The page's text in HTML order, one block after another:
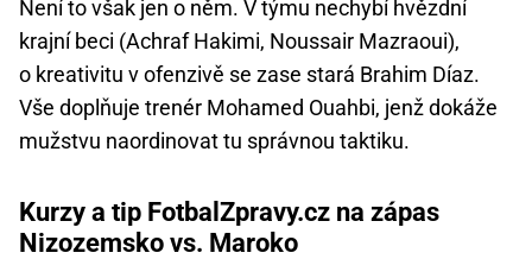
Není to však jen o něm. V týmu nechybí hvězdní
krajní beci (Achraf Hakimi, Noussair Mazraoui),
o kreativitu v ofenzivě se zase stará Brahim Díaz.
Vše doplňuje trenér Mohamed Ouahbi, jenž dokáže
mužstvu naordinovat tu správnou taktiku.
Kurzy a tip FotbalZpravy.cz na zápas
Nizozemsko vs. Maroko